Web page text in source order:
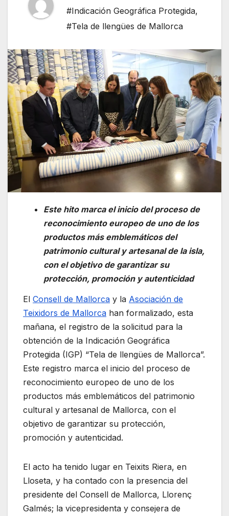
#Indicación Geográfica Protegida,
#Tela de llengües de Mallorca
Este hito marca el inicio del proceso de
reconocimiento europeo de uno de los
productos más emblemáticos del
patrimonio cultural y artesanal de la isla,
con el objetivo de garantizar su
protección, promoción y autenticidad
El Consell de Mallorca y la Asociación de
Teixidors de Mallorca han formalizado, esta
mañana, el registro de la solicitud para la
obtención de la Indicación Geográfica
Protegida (IGP) “Tela de llengües de Mallorca”.
Este registro marca el inicio del proceso de
reconocimiento europeo de uno de los
productos más emblemáticos del patrimonio
cultural y artesanal de Mallorca, con el
objetivo de garantizar su protección,
promoción y autenticidad.
El acto ha tenido lugar en Teixits Riera, en
Lloseta, y ha contado con la presencia del
presidente del Consell de Mallorca, Llorenç
Galmés; la vicepresidenta y consejera de